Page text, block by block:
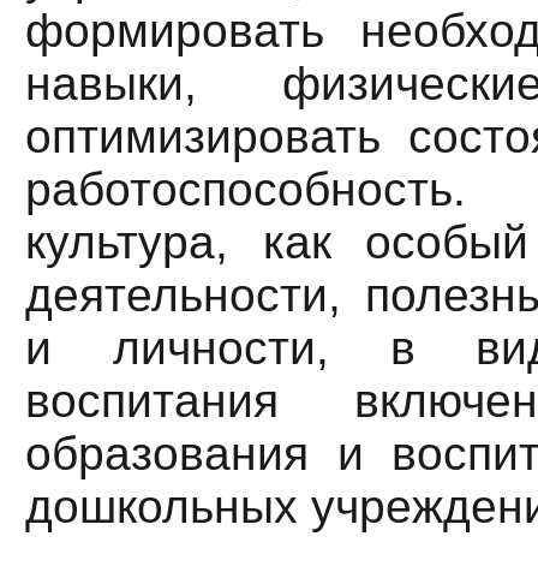
формировать
навыки,
оптимизировать
культура, как
деятельности,
и личности, в
воспитания
образования и
дошкольных